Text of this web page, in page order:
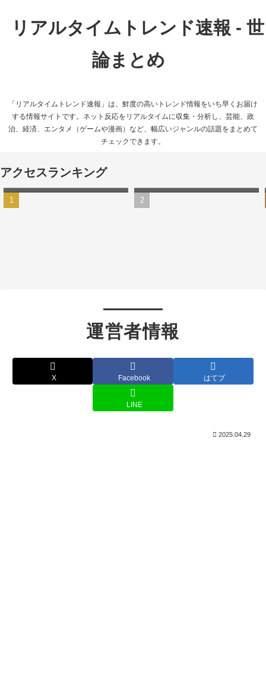
リアルタイムトレンド速報 - 世
論まとめ
「リアルタイムトレンド速報」は、鮮度の高いトレンド情報をいち早くお届け
する情報サイトです。ネット反応をリアルタイムに収集・分析し、芸能、政
治、経済、エンタメ（ゲームや漫画）など、幅広いジャンルの話題をまとめて
チェックできます。
アクセスランキング
【動画あり】渋谷駅が大雨
で“水没”状態に…
式に不満の声相次ぐ
運営者情報
X Facebook はてブ
LINE
2025.04.29